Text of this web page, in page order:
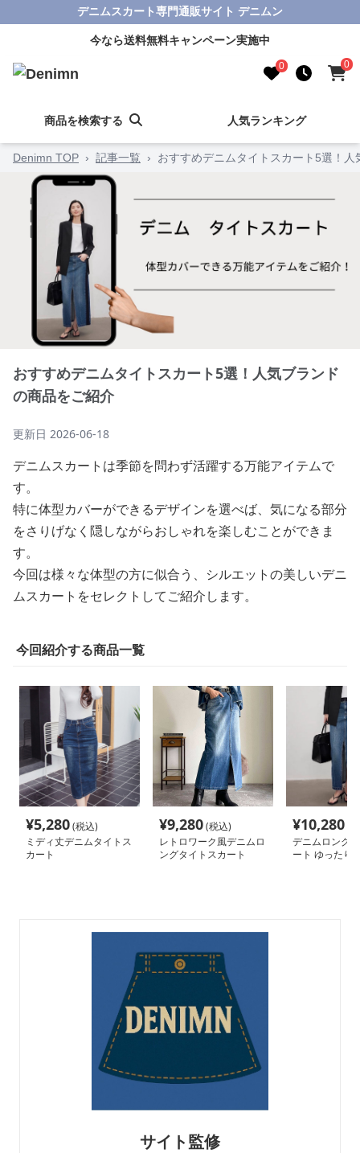
デニムスカート専門通販サイト デニムン
今なら送料無料キャンペーン実施中
0 0
商品を検索する 人気ランキング
Denimn TOP › 記事一覧 › おすすめデニムタイトスカート5選！
おすすめデニムタイトスカート5選！人気ブランド
の商品をご紹介
更新日 2026-06-18
デニムスカートは季節を問わず活躍する万能アイテムで
す。
特に体型カバーができるデザインを選べば、気になる部分
をさりげなく隠しながらおしゃれを楽しむことができま
す。
今回は様々な体型の方に似合う、シルエットの美しいデニ
ムスカートをセレクトしてご紹介します。
今回紹介する商品一覧
¥5,280(税込)
ミディ丈デニムタイトス
カート
¥9,280(税込)
レトロワーク風デニムロ
ングタイトスカート
¥10,280
デニムロング
ート ゆったり
サイト監修